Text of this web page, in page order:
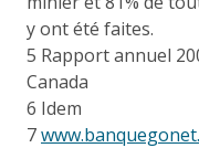
y ont été faites.
5 Rapport annuel
Canada
6 Idem
7